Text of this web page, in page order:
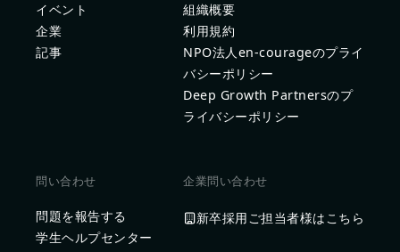
イベント
企業
記事
組織概要
利用規約
NPO法人en-courageのプライ
バシーポリシー
Deep Growth Partnersのプ
ライバシーポリシー
問い合わせ
問題を報告する
学生ヘルプセンター
企業問い合わせ
新卒採用ご担当者様はこちら